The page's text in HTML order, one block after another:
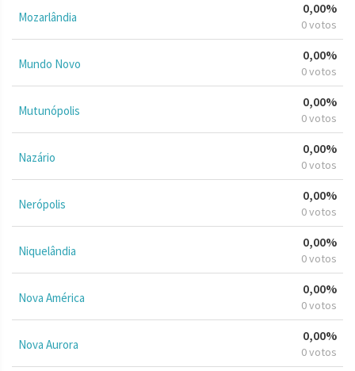
Mozarlândia
0,00%
0 votos
Mundo Novo
0,00%
0 votos
Mutunópolis
0,00%
0 votos
Nazário
0,00%
0 votos
Nerópolis
0,00%
0 votos
Niquelândia
0,00%
0 votos
Nova América
0,00%
0 votos
Nova Aurora
0,00%
0 votos